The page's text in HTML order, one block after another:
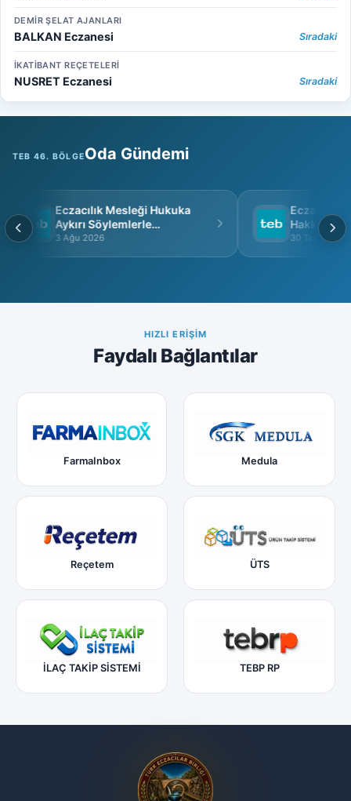
DEMİR ŞELAT AJANLARI
BALKAN Eczanesi Sıradaki
İKATİBANT REÇETELERİ
NUSRET Eczanesi Sıradaki
TEB 46. BÖLGEOda Gündemi
Eczacılık Mesleği Hukuka
Aykırı Söylemlerle
İtibarsızlaştırılamaz
3 Ağu 2026
Eczacı
Hakkında
30 Tem 2026
HIZLI ERIŞIM
Faydalı Bağlantılar
FarmaInbox Medula
Reçetem ÜTS
İLAÇ TAKİP SİSTEMİ TEBP RP